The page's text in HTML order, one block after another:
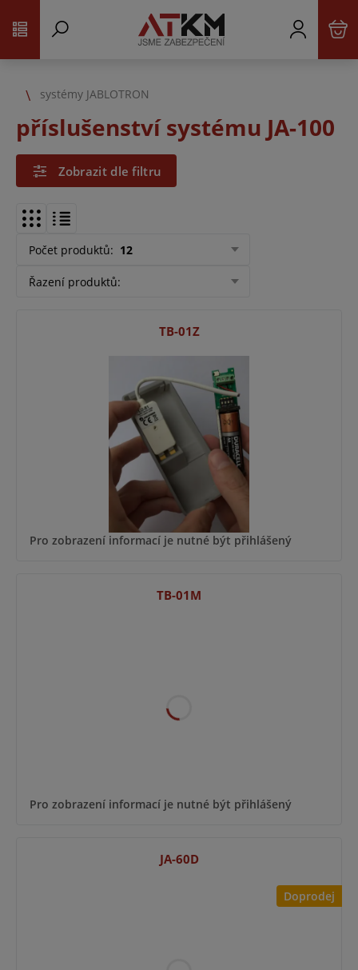
systémy JABLOTRON
příslušenství systému JA-100
Zobrazit dle filtru
Počet produktů: 12
Řazení produktů:
TB-01Z
Pro zobrazení informací je nutné být přihlášený
TB-01M
Pro zobrazení informací je nutné být přihlášený
Doprodej
JA-60D